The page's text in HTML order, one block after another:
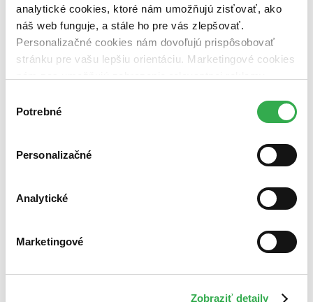
analytické cookies, ktoré nám umožňujú zisťovať, ako
náš web funguje, a stále ho pre vás zlepšovať.
Personalizačné cookies nám dovoľujú prispôsobovať
stránku pre vašu lepšiu orientáciu. Marketingové cookies
nám pomohlo, keby sme mohli používať všetky tieto
súhlasu
Potrebné
Personalizačné
Analytické
Marketingové
Zobraziť detaily
Women Like Us
Katia Lief
Katia Lief’s Women Like Us is a sharply-rendered literary thriller